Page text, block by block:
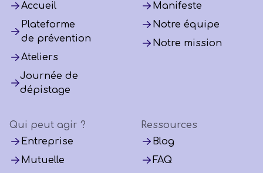
Accueil
Plateforme
de prévention
Ateliers
Journée de
dépistage
Manifeste
Notre équipe
Notre mission
Qui peut agir ?
Entreprise
Mutuelle
Ressources
Blog
FAQ